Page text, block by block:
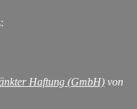
Haftung (GmbH) von